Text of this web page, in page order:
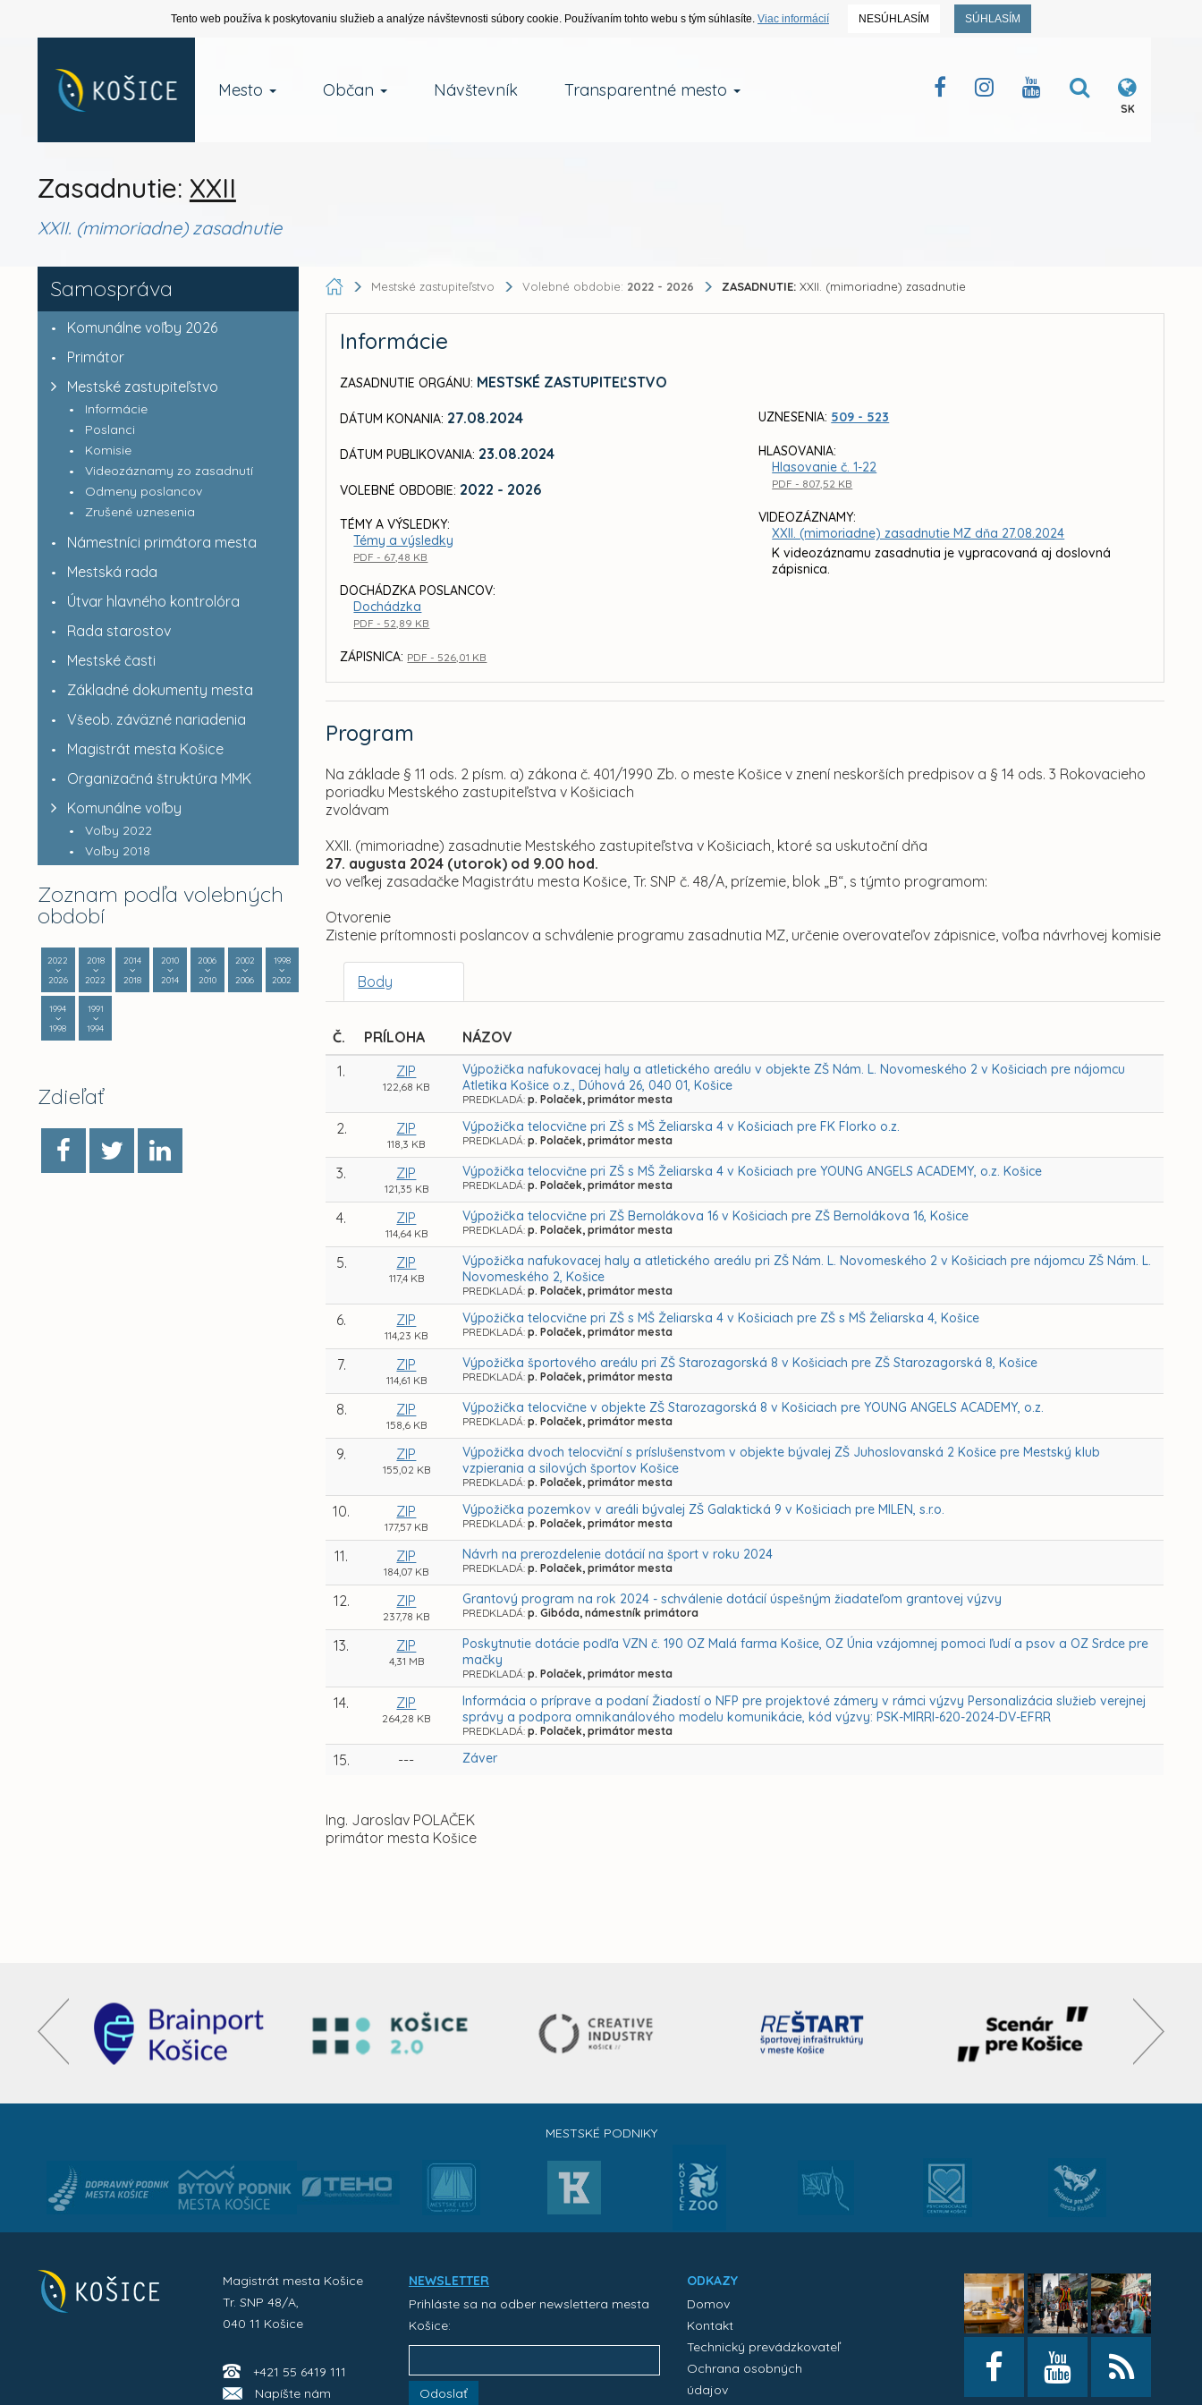
Tento web používa k poskytovaniu služieb a analýze návštevnosti súbory cookie. Používaním tohto webu s tým súhlasíte. Viac informácií NESÚHLASÍM SÚHLASÍM
Mesto Občan Návštevník Transparentné mesto
SK
Zasadnutie: XXII
XXII. (mimoriadne) zasadnutie
Samospráva
Komunálne voľby 2026
Primátor
Mestské zastupiteľstvo
Informácie
Poslanci
Komisie
Videozáznamy zo zasadnutí
Odmeny poslancov
Zrušené uznesenia
Námestníci primátora mesta
Mestská rada
Útvar hlavného kontrolóra
Rada starostov
Mestské časti
Základné dokumenty mesta
Všeob. záväzné nariadenia
Magistrát mesta Košice
Organizačná štruktúra MMK
Komunálne voľby
Voľby 2022
Voľby 2018
Zoznam podľa volebných
období
2022
2026
2018
2022
2014
2018
2010
2014
2006
2010
2002
2006
1998
2002
1994
1998
1991
1994
Zdieľať
Mestské zastupiteľstvo Volebné obdobie: 2022 - 2026 ZASADNUTIE: XXII. (mimoriadne) zasadnutie
Informácie
ZASADNUTIE ORGÁNU: MESTSKÉ ZASTUPITEĽSTVO
DÁTUM KONANIA: 27.08.2024
DÁTUM PUBLIKOVANIA: 23.08.2024
VOLEBNÉ OBDOBIE: 2022 - 2026
TÉMY A VÝSLEDKY:
Témy a výsledky
PDF - 67,48 KB
DOCHÁDZKA POSLANCOV:
Dochádzka
PDF - 52,89 KB
ZÁPISNICA: PDF - 526,01 KB
UZNESENIA: 509 - 523
HLASOVANIA:
Hlasovanie č. 1-22
PDF - 807,52 KB
VIDEOZÁZNAMY:
XXII. (mimoriadne) zasadnutie MZ dňa 27.08.2024
K videozáznamu zasadnutia je vypracovaná aj doslovná
zápisnica.
Program
Na základe § 11 ods. 2 písm. a) zákona č. 401/1990 Zb. o meste Košice v znení neskorších predpisov a § 14 ods. 3 Rokovacieho
poriadku Mestského zastupiteľstva v Košiciach
zvolávam
XXII. (mimoriadne) zasadnutie Mestského zastupiteľstva v Košiciach, ktoré sa uskutoční dňa
27. augusta 2024 (utorok) od 9.00 hod.
vo veľkej zasadačke Magistrátu mesta Košice, Tr. SNP č. 48/A, prízemie, blok „B“, s týmto programom:
Otvorenie
Zistenie prítomnosti poslancov a schválenie programu zasadnutia MZ, určenie overovateľov zápisnice, voľba návrhovej komisie
Body
Č. PRÍLOHA
NÁZOV
1.
ZIP
122,68 KB
Výpožička nafukovacej haly a atletického areálu v objekte ZŠ Nám. L. Novomeského 2 v Košiciach pre nájomcu
Atletika Košice o.z., Dúhová 26, 040 01, Košice
PREDKLADÁ:p. Polaček, primátor mesta
2. ZIP
118,3 KB
Výpožička telocvične pri ZŠ s MŠ Želiarska 4 v Košiciach pre FK Florko o.z.
PREDKLADÁ:p. Polaček, primátor mesta
3. ZIP
121,35 KB
Výpožička telocvične pri ZŠ s MŠ Želiarska 4 v Košiciach pre YOUNG ANGELS ACADEMY, o.z. Košice
PREDKLADÁ:p. Polaček, primátor mesta
4. ZIP
114,64 KB
Výpožička telocvične pri ZŠ Bernolákova 16 v Košiciach pre ZŠ Bernolákova 16, Košice
PREDKLADÁ:p. Polaček, primátor mesta
5. ZIP
117,4 KB
Výpožička nafukovacej haly a atletického areálu pri ZŠ Nám. L. Novomeského 2 v Košiciach pre nájomcu ZŠ Nám. L.
Novomeského 2, Košice
PREDKLADÁ:p. Polaček, primátor mesta
6. ZIP
114,23 KB
Výpožička telocvične pri ZŠ s MŠ Želiarska 4 v Košiciach pre ZŠ s MŠ Želiarska 4, Košice
PREDKLADÁ:p. Polaček, primátor mesta
7. ZIP
114,61 KB
Výpožička športového areálu pri ZŠ Starozagorská 8 v Košiciach pre ZŠ Starozagorská 8, Košice
PREDKLADÁ:p. Polaček, primátor mesta
8. ZIP
158,6 KB
Výpožička telocvične v objekte ZŠ Starozagorská 8 v Košiciach pre YOUNG ANGELS ACADEMY, o.z.
PREDKLADÁ:p. Polaček, primátor mesta
9. ZIP
155,02 KB
Výpožička dvoch telocviční s príslušenstvom v objekte bývalej ZŠ Juhoslovanská 2 Košice pre Mestský klub
vzpierania a silových športov Košice
PREDKLADÁ:p. Polaček, primátor mesta
10. ZIP
177,57 KB
Výpožička pozemkov v areáli bývalej ZŠ Galaktická 9 v Košiciach pre MILEN, s.r.o.
PREDKLADÁ:p. Polaček, primátor mesta
11. ZIP
184,07 KB
Návrh na prerozdelenie dotácií na šport v roku 2024
PREDKLADÁ:p. Polaček, primátor mesta
12. ZIP
237,78 KB
Grantový program na rok 2024 - schválenie dotácií úspešným žiadateľom grantovej výzvy
PREDKLADÁ:p. Gibóda, námestník primátora
13. ZIP
4,31 MB
Poskytnutie dotácie podľa VZN č. 190 OZ Malá farma Košice, OZ Únia vzájomnej pomoci ľudí a psov a OZ Srdce pre
mačky
PREDKLADÁ:p. Polaček, primátor mesta
14. ZIP
264,28 KB
Informácia o príprave a podaní Žiadostí o NFP pre projektové zámery v rámci výzvy Personalizácia služieb verejnej
správy a podpora omnikanálového modelu komunikácie, kód výzvy: PSK-MIRRI-620-2024-DV-EFRR
PREDKLADÁ:p. Polaček, primátor mesta
15. --- Záver
Ing. Jaroslav POLAČEK
primátor mesta Košice
MESTSKÉ PODNIKY
Magistrát mesta Košice
Tr. SNP 48/A,
040 11 Košice
+421 55 6419 111
Napíšte nám
NEWSLETTER
Prihláste sa na odber newslettera mesta
Košice:
Odoslať
ODKAZY
Domov
Kontakt
Technický prevádzkovateľ
Ochrana osobných
údajov